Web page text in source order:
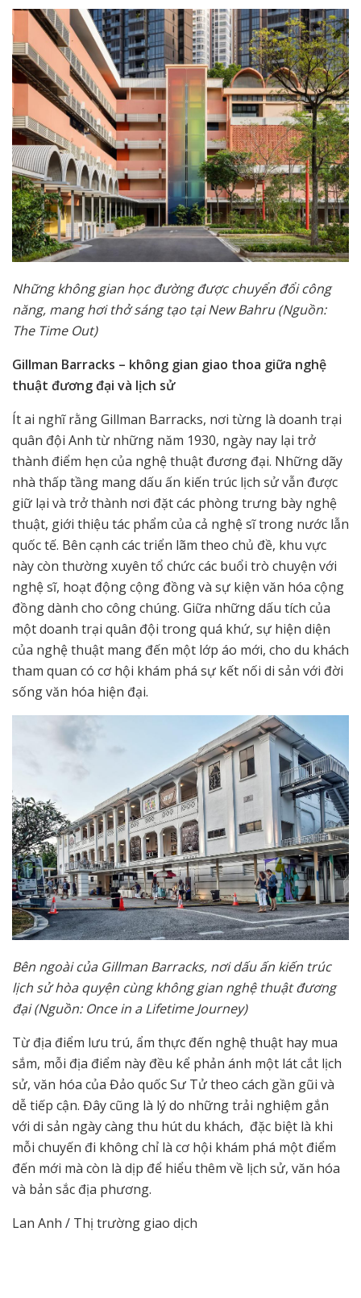
Những không gian học đường được chuyển đổi công
năng, mang hơi thở sáng tạo tại New Bahru (Nguồn:
The Time Out)
Gillman Barracks – không gian giao thoa giữa nghệ
thuật đương đại và lịch sử
Ít ai nghĩ rằng Gillman Barracks, nơi từng là doanh trại
quân đội Anh từ những năm 1930, ngày nay lại trở
thành điểm hẹn của nghệ thuật đương đại. Những dãy
nhà thấp tầng mang dấu ấn kiến trúc lịch sử vẫn được
giữ lại và trở thành nơi đặt các phòng trưng bày nghệ
thuật, giới thiệu tác phẩm của cả nghệ sĩ trong nước lẫn
quốc tế. Bên cạnh các triển lãm theo chủ đề, khu vực
này còn thường xuyên tổ chức các buổi trò chuyện với
nghệ sĩ, hoạt động cộng đồng và sự kiện văn hóa cộng
đồng dành cho công chúng. Giữa những dấu tích của
một doanh trại quân đội trong quá khứ, sự hiện diện
của nghệ thuật mang đến một lớp áo mới, cho du khách
tham quan có cơ hội khám phá sự kết nối di sản với đời
sống văn hóa hiện đại.
Bên ngoài của Gillman Barracks, nơi dấu ấn kiến trúc
lịch sử hòa quyện cùng không gian nghệ thuật đương
đại (Nguồn: Once in a Lifetime Journey)
Từ địa điểm lưu trú, ẩm thực đến nghệ thuật hay mua
sắm, mỗi địa điểm này đều kể phản ánh một lát cắt lịch
sử, văn hóa của Đảo quốc Sư Tử theo cách gần gũi và
dễ tiếp cận. Đây cũng là lý do những trải nghiệm gắn
với di sản ngày càng thu hút du khách, đặc biệt là khi
mỗi chuyến đi không chỉ là cơ hội khám phá một điểm
đến mới mà còn là dịp để hiểu thêm về lịch sử, văn hóa
và bản sắc địa phương.
Lan Anh / Thị trường giao dịch